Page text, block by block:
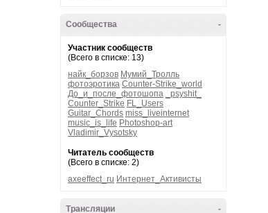
-
Сообщества
Участник сообществ
(Всего в списке: 13)
найк_борзов Мумий_Тролль
фотоэротика Counter-Strike_world
До_и_после_фотошопа
_psyshit_
Counter_Strike FL_Users
Guitar_Chords miss_liveinternet
music_is_life Photoshop-art
Vladimir_Vysotsky
Читатель сообществ
(Всего в списке: 2)
axeeffect_ru Интернет_Активисты
-
Трансляции